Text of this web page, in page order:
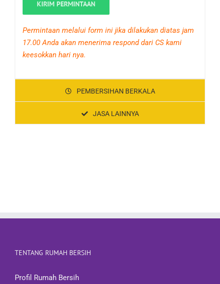
Permintaan melalui form ini jika dilakukan diatas jam
17.00 Anda akan menerima respond dari CS kami
keesokkan hari nya.
PEMBERSIHAN BERKALA
JASA LAINNYA
TENTANG RUMAH BERSIH
Profil Rumah Bersih